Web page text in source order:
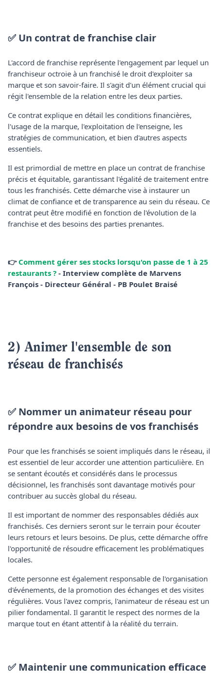
✅ Un contrat de franchise clair
L'accord de franchise représente l'engagement par lequel un
franchiseur octroie à un franchisé le droit d'exploiter sa
marque et son savoir-faire. Il s'agit d'un élément crucial qui
régit l'ensemble de la relation entre les deux parties.
Ce contrat explique en détail les conditions financières,
l'usage de la marque, l'exploitation de l'enseigne, les
stratégies de communication, et bien d'autres aspects
essentiels.
Il est primordial de mettre en place un contrat de franchise
précis et équitable, garantissant l'égalité de traitement entre
tous les franchisés. Cette démarche vise à instaurer un
climat de confiance et de transparence au sein du réseau. Ce
contrat peut être modifié en fonction de l'évolution de la
franchise et des besoins des parties prenantes.
👉 Comment gérer ses stocks lorsqu'on passe de 1 à 25
restaurants ? - Interview complète de Marvens
François - Directeur Général - PB Poulet Braisé
2) Animer l'ensemble de son
réseau de franchisés
✅ Nommer un animateur réseau pour
répondre aux besoins de vos franchisés
Pour que les franchisés se soient impliqués dans le réseau, il
est essentiel de leur accorder une attention particulière. En
se sentant écoutés et considérés dans le processus
décisionnel, les franchisés sont davantage motivés pour
contribuer au succès global du réseau.
Il est important de nommer des responsables dédiés aux
franchisés. Ces derniers seront sur le terrain pour écouter
leurs retours et leurs besoins. De plus, cette démarche offre
l'opportunité de résoudre efficacement les problématiques
locales.
Cette personne est également responsable de l'organisation
d'événements, de la promotion des échanges et des visites
régulières. Vous l'avez compris, l'animateur de réseau est un
pilier fondamental. Il garantit le respect des normes de la
marque tout en étant attentif à la réalité du terrain.
✅ Maintenir une communication efficace